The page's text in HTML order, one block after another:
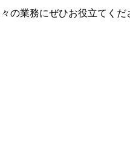
の業務にぜひお役立てくだ